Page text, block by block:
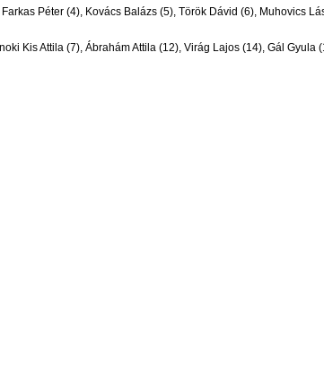
Péter (4), Kovács Balázs (5), Török Dávid (6), Muhovics
Kis Attila (7), Ábrahám Attila (12), Virág Lajos (14), Gál